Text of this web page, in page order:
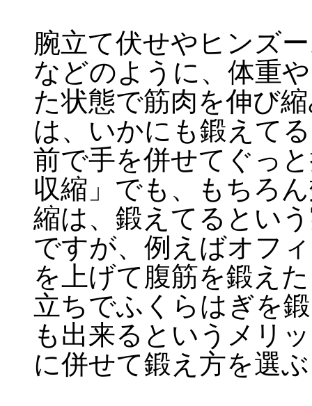
腕立て伏せやヒンズ
などのように、体重
た状態で筋肉を伸び
は、いかにも鍛えて
前で手を併せてぐっ
収縮」でも、もちろ
縮は、鍛えてるとい
ですが、例えばオフ
を上げて腹筋を鍛え
立ちでふくらはぎを
も出来るというメリ
に併せて鍛え方を選